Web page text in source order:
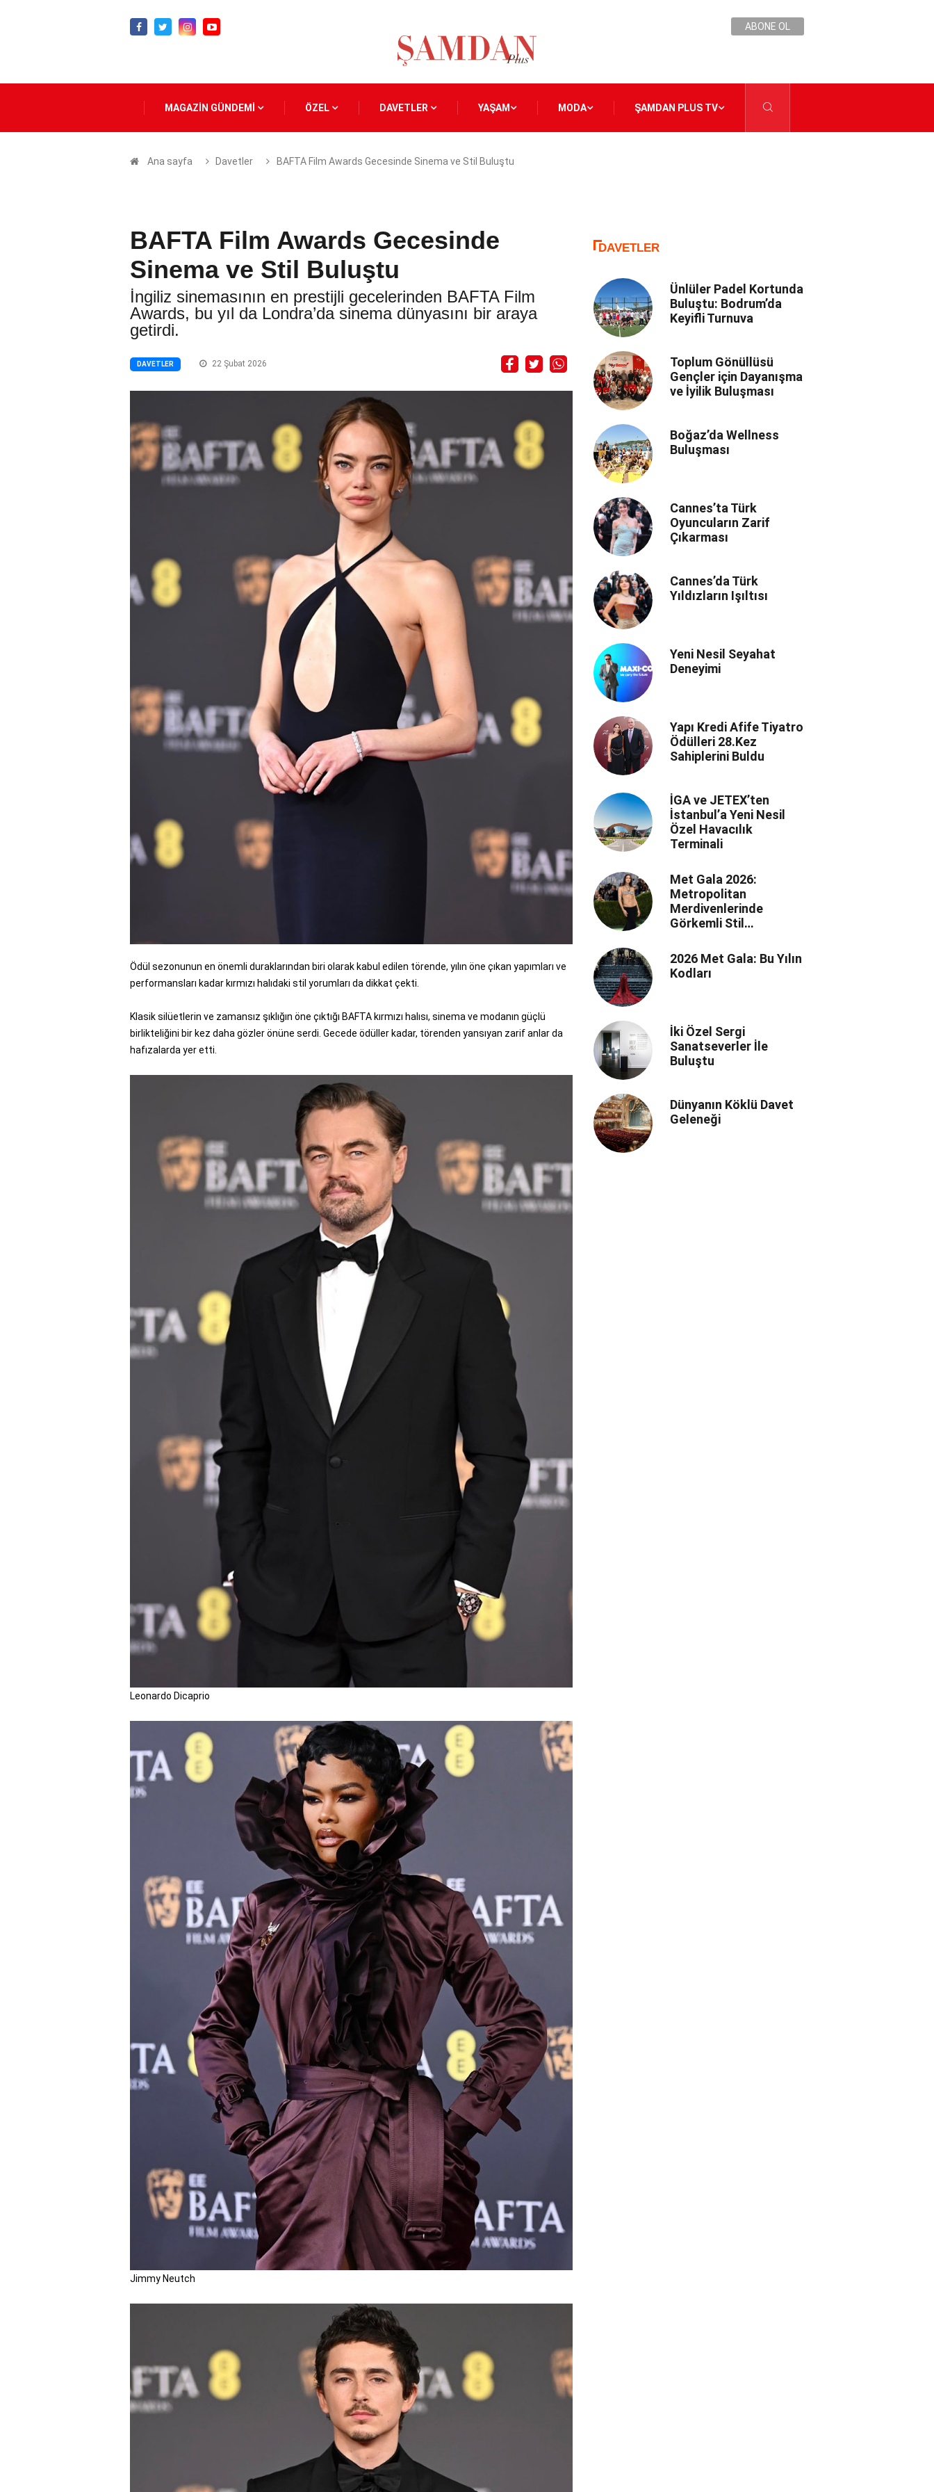
ABONE OL
MAGAZİN GÜNDEMİ ÖZEL DAVETLER YAŞAM MODA ŞAMDAN PLUS TV
Ana sayfa Davetler BAFTA Film Awards Gecesinde Sinema ve Stil Buluştu
BAFTA Film Awards Gecesinde
Sinema ve Stil Buluştu
İngiliz sinemasının en prestijli gecelerinden BAFTA Film
Awards, bu yıl da Londra’da sinema dünyasını bir araya
getirdi.
DAVETLER 22 Şubat 2026
Ödül sezonunun en önemli duraklarından biri olarak kabul edilen törende, yılın öne çıkan yapımları ve
performansları kadar kırmızı halıdaki stil yorumları da dikkat çekti.
Klasik silüetlerin ve zamansız şıklığın öne çıktığı BAFTA kırmızı halısı, sinema ve modanın güçlü
birlikteliğini bir kez daha gözler önüne serdi. Gecede ödüller kadar, törenden yansıyan zarif anlar da
hafızalarda yer etti.
Leonardo Dicaprio
Jimmy Neutch
DAVETLER
Ünlüler Padel Kortunda
Buluştu: Bodrum’da
Keyifli Turnuva
Toplum Gönüllüsü
Gençler için Dayanışma
ve İyilik Buluşması
Boğaz’da Wellness
Buluşması
Cannes’ta Türk
Oyuncuların Zarif
Çıkarması
Cannes’da Türk
Yıldızların Işıltısı
Yeni Nesil Seyahat
Deneyimi
Yapı Kredi Afife Tiyatro
Ödülleri 28.Kez
Sahiplerini Buldu
İGA ve JETEX’ten
İstanbul’a Yeni Nesil
Özel Havacılık
Terminali
Met Gala 2026:
Metropolitan
Merdivenlerinde
Görkemli Stil
2026 Met Gala: Bu Yılın
Kodları
İki Özel Sergi
Sanatseverler İle
Buluştu
Dünyanın Köklü Davet
Geleneği